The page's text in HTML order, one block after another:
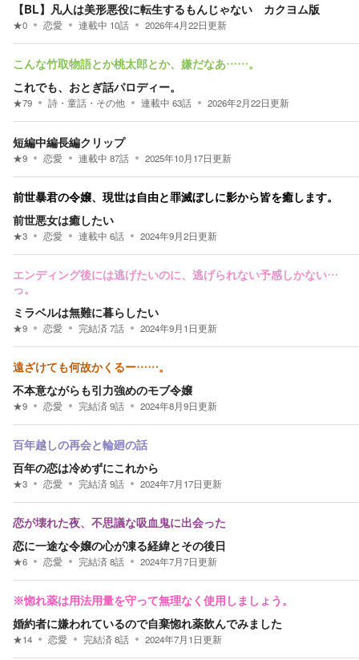
【BL】凡人は美形悪役に転生するもんじゃない カクヨム版
★0 恋愛 連載中 10話 2026年4月22日更新
こんな竹取物語とか桃太郎とか、嫌だなあ……。
これでも、おとぎ話パロディー。
★79 詩・童話・その他 連載中 63話 2026年2月22日更新
短編中編長編クリップ
★9 恋愛 連載中 87話 2025年10月17日更新
前世暴君の令嬢、現世は自由と罪滅ぼしに影から皆を癒します。
前世悪女は癒したい
★3 恋愛 連載中 6話 2024年9月2日更新
エンディング後には逃げたいのに、逃げられない予感しかない…
っ。
ミラベルは無難に暮らしたい
★9 恋愛 完結済7話 2024年9月1日更新
遠ざけても何故かくるー……。
不本意ながらも引力強めのモブ令嬢
★9 恋愛 完結済9話 2024年8月9日更新
百年越しの再会と輪廻の話
百年の恋は冷めずにこれから
★3 恋愛 完結済9話 2024年7月17日更新
恋が壊れた夜、不思議な吸血鬼に出会った
恋に一途な令嬢の心が凍る経緯とその後日
★6 恋愛 完結済8話 2024年7月7日更新
※惚れ薬は用法用量を守って無理なく使用しましょう。
婚約者に嫌われているので自棄惚れ薬飲んでみました
★14 恋愛 完結済8話 2024年7月1日更新